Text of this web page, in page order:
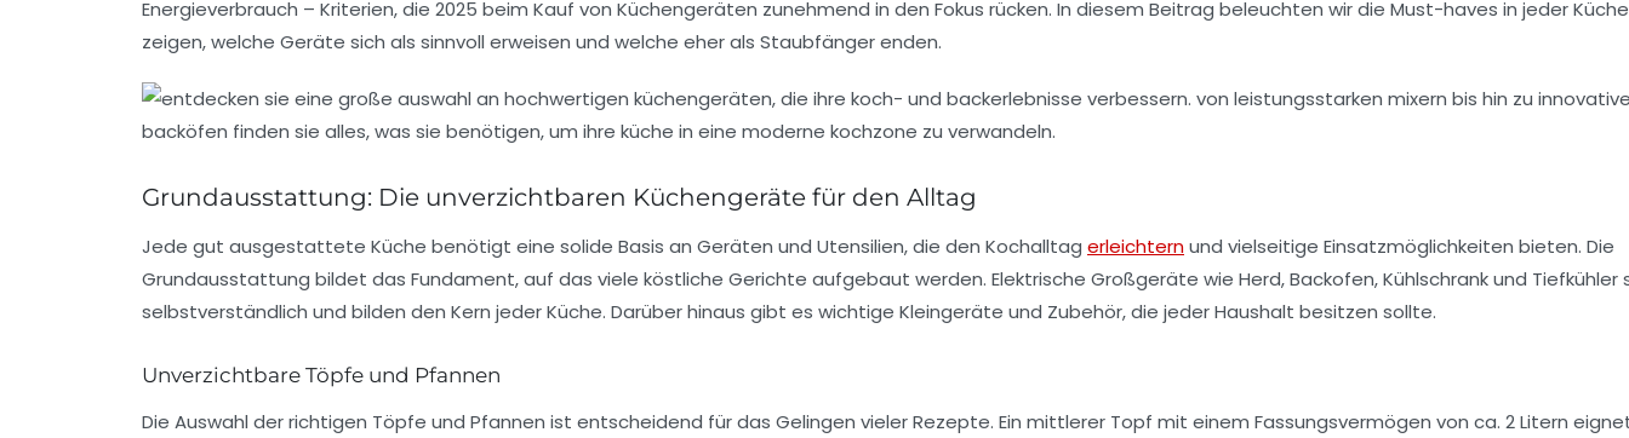
Energieverbrauch – Kriterien, die 2025 beim Kauf von Küchengeräten zunehmend in den Fokus rücken. In diesem Beitrag beleuchten wir die Must-haves in jeder
zeigen, welche Geräte sich als sinnvoll erweisen und welche eher als Staubfänger enden.
Grundausstattung: Die unverzichtbaren Küchengeräte für den Alltag
Jede gut ausgestattete Küche benötigt eine solide Basis an Geräten und Utensilien, die den Kochalltag erleichternund vielseitige Einsatzmöglichkeiten bieten. Die
Grundausstattung bildet das Fundament, auf das viele köstliche Gerichte aufgebaut werden. Elektrische Großgeräte wie Herd, Backofen, Kühlschrank und Tiefkühler
selbstverständlich und bilden den Kern jeder Küche. Darüber hinaus gibt es wichtige Kleingeräte und Zubehör, die jeder Haushalt besitzen sollte.
Unverzichtbare Töpfe und Pfannen
Die Auswahl der richtigen Töpfe und Pfannen ist entscheidend für das Gelingen vieler Rezepte. Ein mittlerer Topf mit einem Fassungsvermögen von ca. 2 Litern